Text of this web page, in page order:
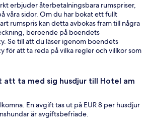
erbjuder återbetalningsbara rumspriser,
våra sidor. Om du har bokat ett fullt
rumspris kan detta avbokas fram till några
beroende på boendets
Se till att du läser igenom boendets
för att ta reda på vilka regler och villkor som
ta med sig husdjur till Hotel am
En avgift tas ut på EUR 8 per husdjur
är avgiftsbefriade.